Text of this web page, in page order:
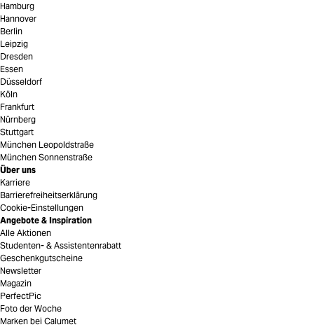
Hamburg
Hannover
Berlin
Leipzig
Dresden
Essen
Düsseldorf
Köln
Frankfurt
Nürnberg
Stuttgart
München Leopoldstraße
München Sonnenstraße
Über uns
Karriere
Barrierefreiheitserklärung
Cookie-Einstellungen
Angebote & Inspiration
Alle Aktionen
Studenten- & Assistentenrabatt
Geschenkgutscheine
Newsletter
Magazin
PerfectPic
Foto der Woche
Marken bei Calumet